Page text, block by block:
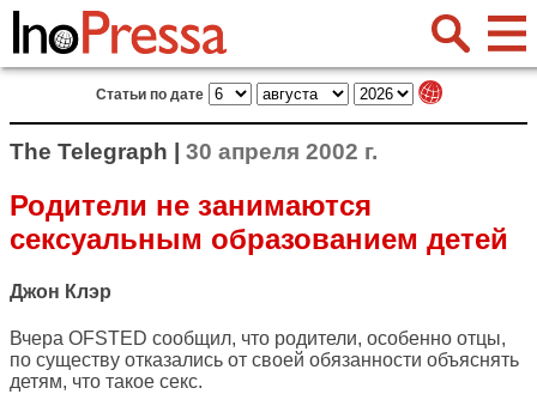
Статьи по дате
The Telegraph | 30 апреля 2002 г.
Родители не занимаются
сексуальным образованием детей
Джон Клэр
Вчера OFSTED сообщил, что родители, особенно отцы,
по существу отказались от своей обязанности объяснять
детям, что такое секс.